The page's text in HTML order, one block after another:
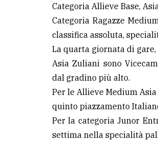
Categoria Allieve Base,
Categoria Ragazze
classifica assoluta,
La quarta giornata di
Asia Zuliani sono
dal gradino più alto.
Per le Allieve Medium
quinto piazzamento
Per la categoria Junor
settima nella specialità